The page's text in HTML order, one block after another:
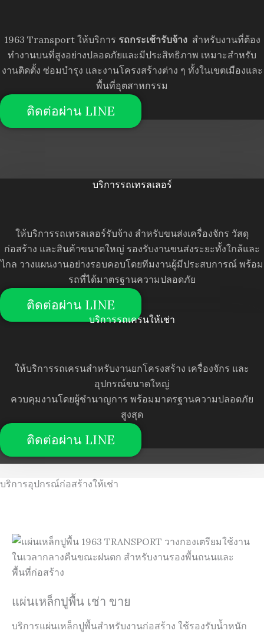
1963 Transport ให้บริการ รถกระเช้ารับจ้าง สำหรับงานที่ต้อง
ทำงานบนที่สูงอย่างปลอดภัยและมีประสิทธิภาพ เหมาะสำหรับ
งานติดตั้ง ซ่อมบำรุง และงานโครงสร้างต่าง ๆ ทั้งในเขตเมืองและ
พื้นที่อุตสาหกรรม
ติดต่อผ่าน LINE
บริการรถเทรลเลอร์
ให้บริการรถเทรลเลอร์รับจ้าง สำหรับขนส่งเครื่องจักร วัสดุ
ก่อสร้าง และสินค้าขนาดใหญ่ รองรับงานขนส่งระยะทั้งใกล้และ
ไกล วางแผนงานอย่างรอบคอบโดยทีมงานผู้มีประสบการณ์ พร้อม
รถที่ได้มาตรฐานความปลอดภัย
ติดต่อผ่าน LINE
บริการรถเครนให้เช่า
ให้บริการรถเครนสำหรับงานยกโครงสร้าง เครื่องจักร และ
อุปกรณ์ขนาดใหญ่
ควบคุมงานโดยผู้ชำนาญการ พร้อมมาตรฐานความปลอดภัย
สูงสุด
ติดต่อผ่าน LINE
บริการอุปกรณ์ก่อสร้างให้เช่า
แผ่นเหล็กปูพื้น เช่า ขาย
บริการแผ่นเหล็กปูพื้นสำหรับงานก่อสร้าง ใช้รองรับน้ำหนัก